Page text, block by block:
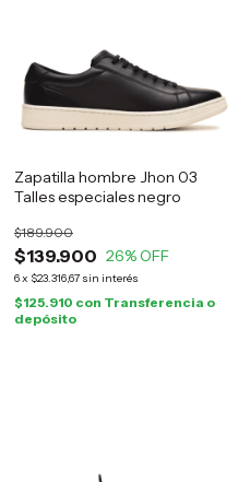
Zapatilla hombre Jhon 03
Talles especiales negro
$139.900
$189.900
26% OFF
6x $23.316,67 sin interés
$125.910 con Transferencia o
depósito